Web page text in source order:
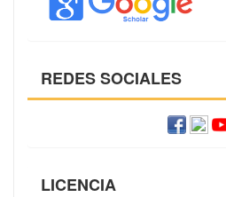
REDES SOCIALES
LICENCIA